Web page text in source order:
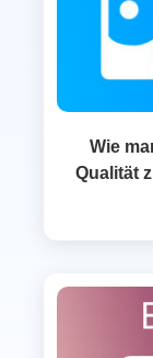
Wie
Qualität